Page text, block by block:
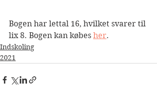
Bogen har lettal 16, hvilket svarer til
lix 8. Bogen kan købes her.
Indskoling
2021